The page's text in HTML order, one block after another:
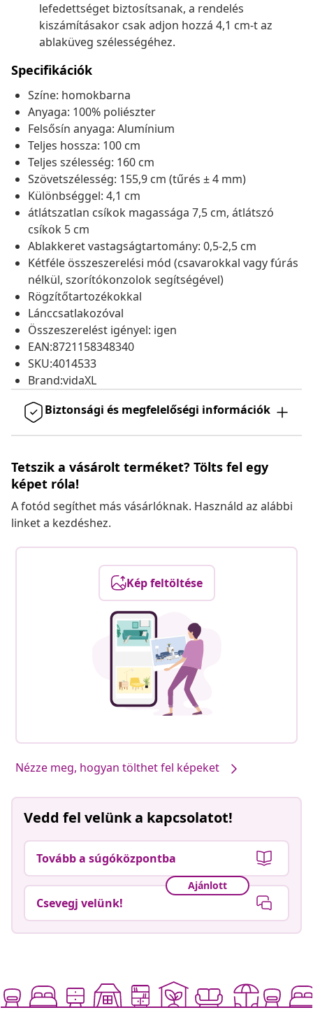
lefedettséget biztosítsanak, a rendelés
kiszámításakor csak adjon hozzá 4,1 cm-t az
ablaküveg szélességéhez.
Specifikációk
Színe: homokbarna
Anyaga: 100% poliészter
Felsősín anyaga: Alumínium
Teljes hossza: 100 cm
Teljes szélesség: 160 cm
Szövetszélesség: 155,9 cm (tűrés ± 4 mm)
Különbséggel: 4,1 cm
átlátszatlan csíkok magassága 7,5 cm, átlátszó
csíkok 5 cm
Ablakkeret vastagságtartomány: 0,5-2,5 cm
Kétféle összeszerelési mód (csavarokkal vagy fúrás
nélkül, szorítókonzolok segítségével)
Rögzítőtartozékokkal
Lánccsatlakozóval
Összeszerelést igényel: igen
EAN:8721158348340
SKU:4014533
Brand:vidaXL
Biztonsági és megfelelőségi információk
Tetszik a vásárolt terméket? Tölts fel egy
képet róla!
A fotód segíthet más vásárlóknak. Használd az alábbi
linket a kezdéshez.
Kép feltöltése
Nézze meg, hogyan tölthet fel képeket
Vedd fel velünk a kapcsolatot!
Tovább a súgóközpontba
Ajánlott
Csevegj velünk!